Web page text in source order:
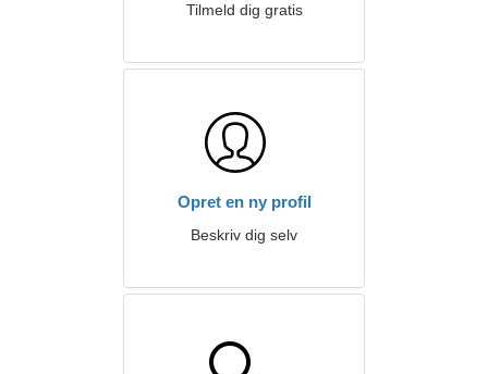
Tilmeld dig gratis
Opret en ny profil
Beskriv dig selv